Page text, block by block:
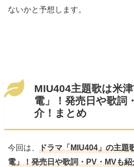
ないかと予想します。
MIU404主題歌は米
電」！発売日や歌詞
介！まとめ
今回は、ドラマ「MIU404」の主題
電」！発売日や歌詞・PV・MVも紹